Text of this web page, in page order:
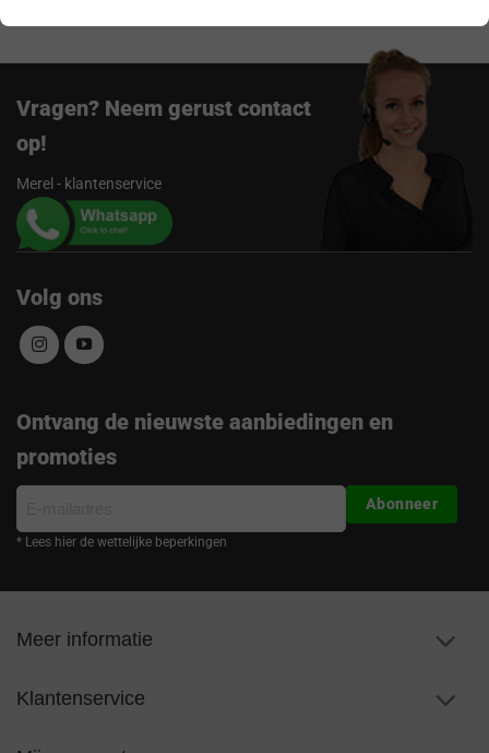
Vragen? Neem gerust contact
op!
Merel - klantenservice
Volg ons
Ontvang de nieuwste aanbiedingen en
promoties
mailadres
* Lees hier de wettelijke beperkingen
Abonneer
Meer informatie
Klantenservice